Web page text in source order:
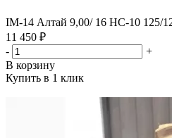
IM-14 Алтай 9,00/ 16 НС-10 125/
11 450 ₽
-
+
В корзину
Купить в 1 клик